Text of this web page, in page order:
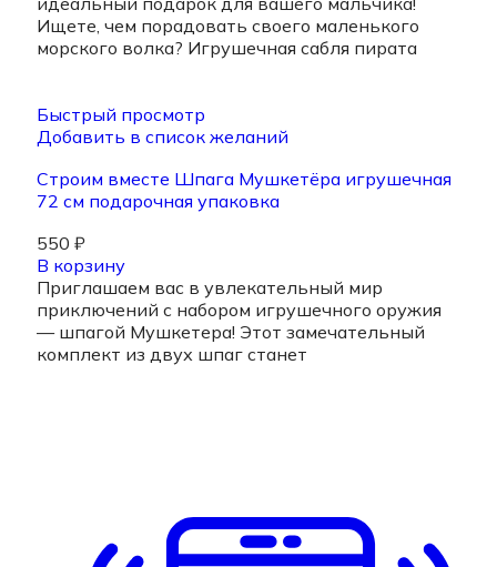
Ищете, чем порадовать своего маленького
морского волка? Игрушечная сабля пирата
Быстрый просмотр
Добавить в список желаний
Строим вместе Шпага Мушкетёра игрушечная
72 см подарочная упаковка
550 ₽
В корзину
Приглашаем вас в увлекательный мир
приключений с набором игрушечного оружия
— шпагой Мушкетера! Этот замечательный
комплект из двух шпаг станет